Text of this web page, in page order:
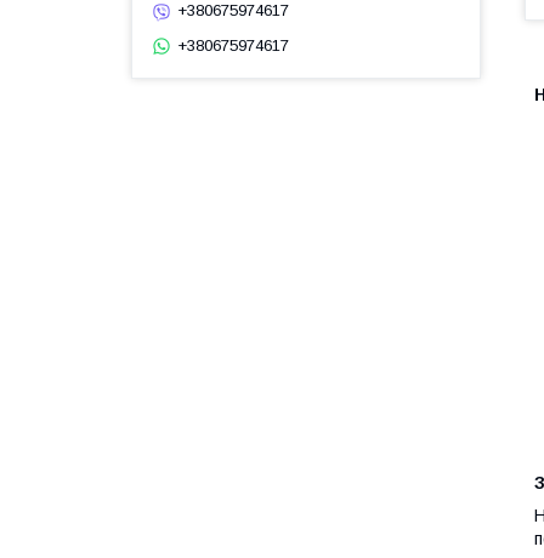
+380675974617
+380675974617